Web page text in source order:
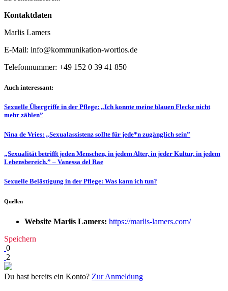
Kontaktdaten
Marlis Lamers
E-Mail: info@kommunikation-wortlos.de
Telefonnummer: +49 152 0 39 41 850
Auch interessant:
Sexuelle Übergriffe in der Pflege: „Ich konnte meine blauen Flecke nicht
mehr zählen”
Nina de Vries: „Sexualassistenz sollte für jede*n zugänglich sein”
„Sexualität betrifft jeden Menschen, in jedem Alter, in jeder Kultur, in jedem
Lebensbereich.” – Vanessa del Rae
Sexuelle Belästigung in der Pflege: Was kann ich tun?
Quellen
Website Marlis Lamers: https://marlis-lamers.com/
Speichern
0
2
Du hast bereits ein Konto? Zur Anmeldung